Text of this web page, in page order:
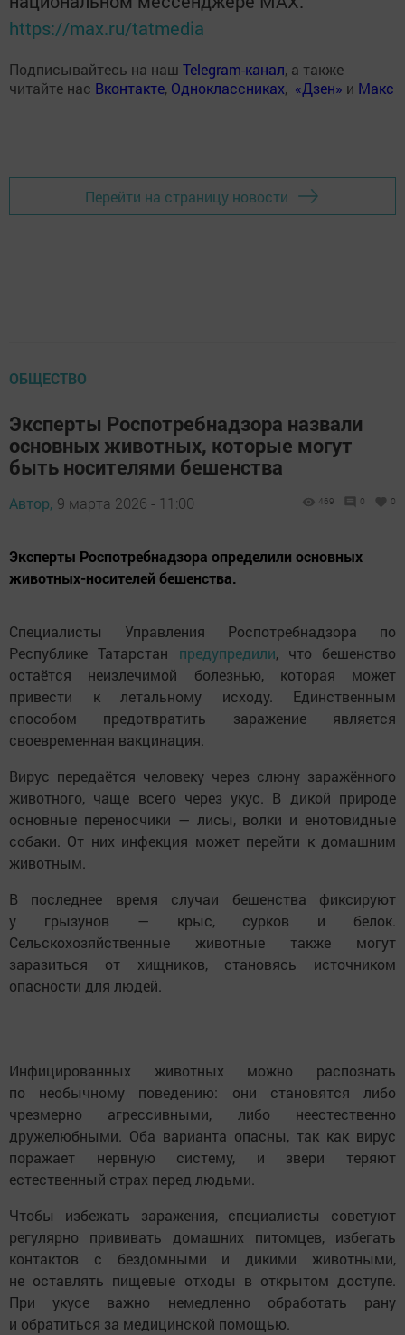
https://max.ru/tatmedia
Подписывайтесь на наш Telegram-канал, а также
читайте нас Вконтакте, Одноклассниках, «Дзен» и Макс
Перейти на страницу новости
ОБЩЕСТВО
Эксперты Роспотребнадзора назвали
основных животных, которые могут
быть носителями бешенства
Автор, 9 марта 2026 - 11:00 469 0 0
Эксперты Роспотребнадзора определили основных
животных-носителей бешенства.
Специалисты Управления Роспотребнадзора по
Республике Татарстан предупредили, что бешенство
остаётся неизлечимой болезнью, которая может
привести к летальному исходу. Единственным
способом предотвратить заражение является
своевременная вакцинация.
Вирус передаётся человеку через слюну заражённого
животного, чаще всего через укус. В дикой природе
основные переносчики — лисы, волки и енотовидные
собаки. От них инфекция может перейти к домашним
животным.
В последнее время случаи бешенства фиксируют
у грызунов — крыс, сурков и белок.
Сельскохозяйственные животные также могут
заразиться от хищников, становясь источником
опасности для людей.
Инфицированных животных можно распознать
по необычному поведению: они становятся либо
чрезмерно агрессивными, либо неестественно
дружелюбными. Оба варианта опасны, так как вирус
поражает нервную систему, и звери теряют
естественный страх перед людьми.
Чтобы избежать заражения, специалисты советуют
регулярно прививать домашних питомцев, избегать
контактов с бездомными и дикими животными,
не оставлять пищевые отходы в открытом доступе.
При укусе важно немедленно обработать рану
и обратиться за медицинской помощью.